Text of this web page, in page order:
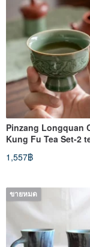
Pinzang Longquan
Kung Fu Tea Set-2
1,557฿
ขายหมด